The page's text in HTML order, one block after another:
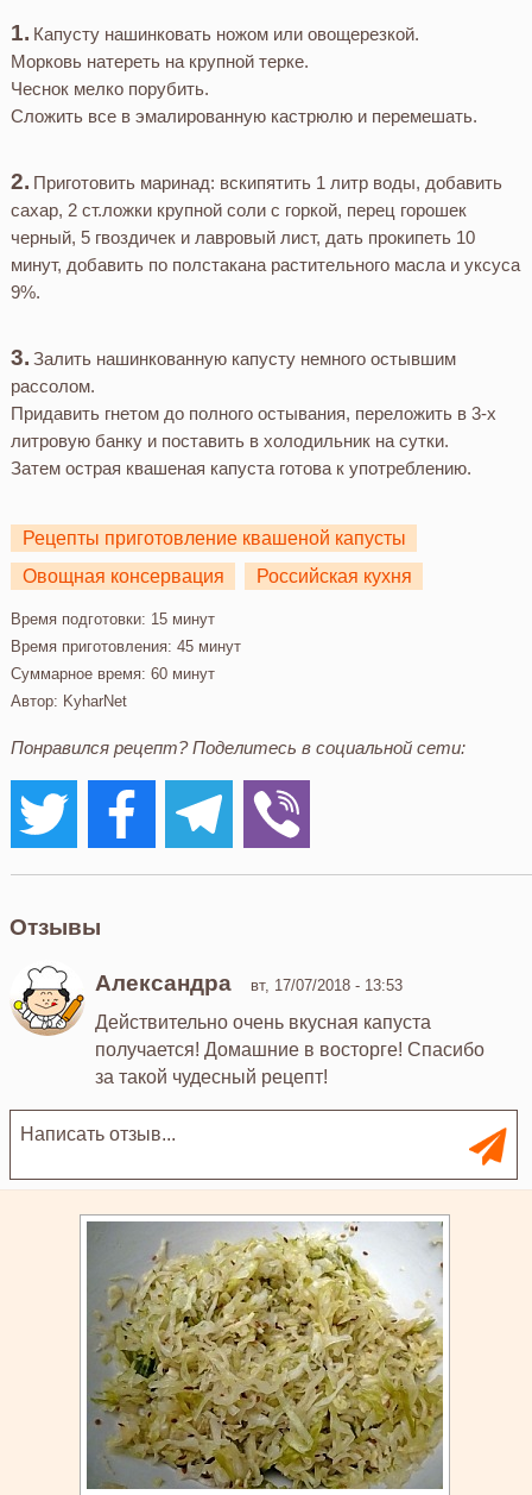
Капусту нашинковать ножом или овощерезкой.
Морковь натереть на крупной терке.
Чеснок мелко порубить.
Сложить все в эмалированную кастрюлю и перемешать.
Приготовить маринад: вскипятить 1 литр воды, добавить
сахар, 2 ст.ложки крупной соли с горкой, перец горошек
черный, 5 гвоздичек и лавровый лист, дать прокипеть 10
минут, добавить по полстакана растительного масла и уксуса
9%.
Залить нашинкованную капусту немного остывшим
рассолом.
Придавить гнетом до полного остывания, переложить в 3-х
литровую банку и поставить в холодильник на сутки.
Затем острая квашеная капуста готова к употреблению.
Рецепты приготовление квашеной капусты
Овощная консервация
Российская кухня
Время подготовки: 15 минут
Время приготовления: 45 минут
Суммарное время: 60 минут
Автор: KyharNet
Понравился рецепт? Поделитесь в социальной сети:
Отзывы
Александра вт, 17/07/2018 - 13:53
Действительно очень вкусная капуста
получается! Домашние в восторге! Спасибо
за такой чудесный рецепт!